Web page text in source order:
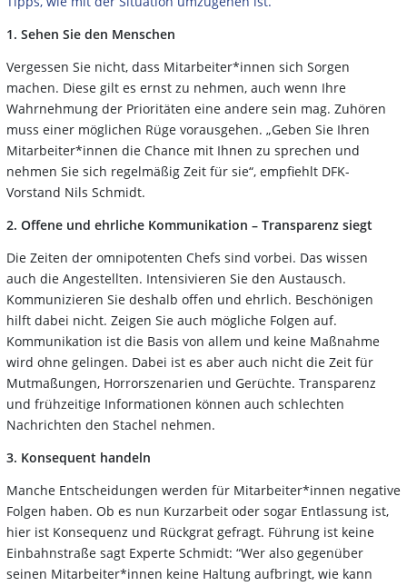
1. Sehen Sie den Menschen
Vergessen Sie nicht, dass Mitarbeiter*innen sich Sorgen
machen. Diese gilt es ernst zu nehmen, auch wenn Ihre
Wahrnehmung der Prioritäten eine andere sein mag. Zuhören
muss einer möglichen Rüge vorausgehen. „Geben Sie Ihren
Mitarbeiter*innen die Chance mit Ihnen zu sprechen und
nehmen Sie sich regelmäßig Zeit für sie“, empfiehlt DFK-
Vorstand Nils Schmidt.
2. Offene und ehrliche Kommunikation – Transparenz siegt
Die Zeiten der omnipotenten Chefs sind vorbei. Das wissen
auch die Angestellten. Intensivieren Sie den Austausch.
Kommunizieren Sie deshalb offen und ehrlich. Beschönigen
hilft dabei nicht. Zeigen Sie auch mögliche Folgen auf.
Kommunikation ist die Basis von allem und keine Maßnahme
wird ohne gelingen. Dabei ist es aber auch nicht die Zeit für
Mutmaßungen, Horrorszenarien und Gerüchte. Transparenz
und frühzeitige Informationen können auch schlechten
Nachrichten den Stachel nehmen.
3. Konsequent handeln
Manche Entscheidungen werden für Mitarbeiter*innen negative
Folgen haben. Ob es nun Kurzarbeit oder sogar Entlassung ist,
hier ist Konsequenz und Rückgrat gefragt. Führung ist keine
Einbahnstraße sagt Experte Schmidt: “Wer also gegenüber
seinen Mitarbeiter*innen keine Haltung aufbringt, wie kann